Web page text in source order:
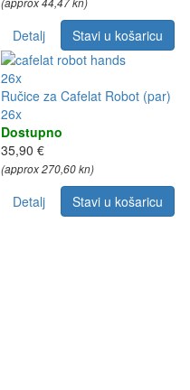
Detalj Stavi u košaricu
26x
Ručice za Cafelat Robot (par)
26x
Dostupno
35,90 €
(approx 270,60 kn)
Detalj Stavi u košaricu